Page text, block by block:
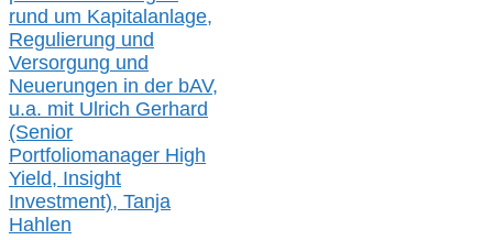
rund um Kapitalanlage,
Regulierung und
Versorgung und
Neuerungen in der bAV,
u.a. mit Ulrich Gerhard
(Senior
Portfoliomanager High
Yield, Insight
Investment), Tanja
Hahlen